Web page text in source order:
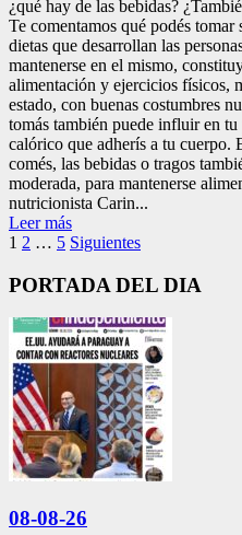
¿qué hay de las bebidas?
Te comentamos qué podés
dietas que desarrollan las
mantenerse en el mismo,
alimentación y ejercicios físicos,
estado, con buenas costumbres
tomás también puede influir en
calórico que adherís a tu cuerpo.
comés, las bebidas o tragos
moderada, para mantenerse
nutricionista Carin...
Leer más
Paginación
de
1 2 … 5 Siguientes
PORTADA DEL DIA
08-08-26